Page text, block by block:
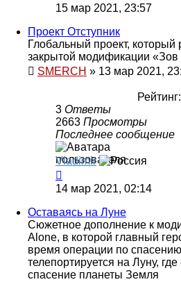
15 мар 2021, 23:57
Проект Отступник
Глобальный проект, который
закрытой модификации
SMERCH » 13 мар 2021,
3 Ответы
2663 Просмотры
Последнее сообщение
Vladimir
14 мар 2021, 02:14
Оставаясь на Луне
Сюжетное дополнение к
Alone, в которой главный
время операции по
телепортируется на Луну,
спасение планеты Земля